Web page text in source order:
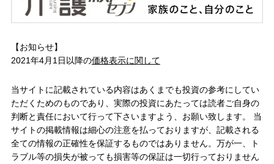
【お知らせ】
2021年4月1日以降の価格表示に関して
当サイトに記載されている内容はあくまでも投資の参考にしてい
ただくためのものであり、実際の投資にあたっては読者ご自身の
判断と責任において行って下さいますよう、お願い致します。 当
サイトの掲載情報は細心の注意を払っておりますが、記載される
全ての情報の正確性を保証するものではありません。万が一、ト
ラブル等の損失が被っても損害等の保証は一切行っておりません